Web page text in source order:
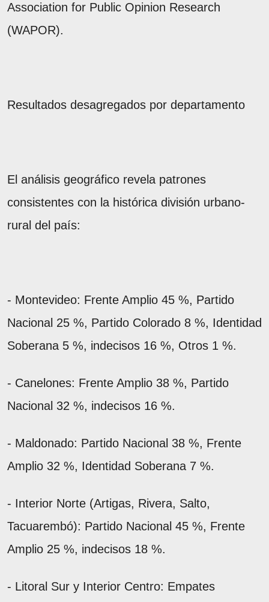
Association for Public Opinion Research
(WAPOR).
Resultados desagregados por departamento
El análisis geográfico revela patrones
consistentes con la histórica división urbano-
rural del país:
- Montevideo: Frente Amplio 45 %, Partido
Nacional 25 %, Partido Colorado 8 %, Identidad
Soberana 5 %, indecisos 16 %, Otros 1 %.
- Canelones: Frente Amplio 38 %, Partido
Nacional 32 %, indecisos 16 %.
- Maldonado: Partido Nacional 38 %, Frente
Amplio 32 %, Identidad Soberana 7 %.
- Interior Norte (Artigas, Rivera, Salto,
Tacuarembó): Partido Nacional 45 %, Frente
Amplio 25 %, indecisos 18 %.
- Litoral Sur y Interior Centro: Empates